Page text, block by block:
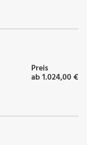
Preis
ab 1.024,00 €